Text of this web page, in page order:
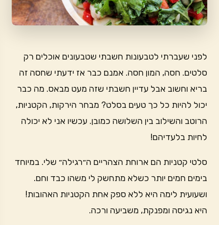
לפני שעברתי לטבעונות חשבתי שטבעונים אוכלים רק
סלטים. חסה, המון חסה. אמנם כבר אז ידעתי שחסה זה
בריא וחשוב אבל עדיין חשבתי שזה מעט מבאס. מה כבר
יכול להיות כל כך טעים בסלט? מבחר הירקות, הקטניות,
הרוטב והשילוב בין השלושה כמובן. עכשיו אני לא יכולה
לחיות בלעדיהם!
סלטי קטניות הם ארוחת הצהריים ה״רגילה״ שלי. במיוחד
בימים חמים יותר כשלא מתחשק לי משהו כבד וחם.
ושעועית לימה היא ללא ספק אחת הקטניות האהובות!
היא נגיסה ומפנקת, משביעה ורכה.